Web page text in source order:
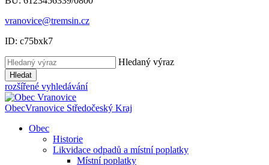
vranovice@tremsin.cz
ID: c75bxk7
Hledaný výraz
Hledat
rozšířené vyhledávání
ObecVranovice Středočeský Kraj
Obec
Historie
Likvidace odpadů a místní poplatky
Místní poplatky